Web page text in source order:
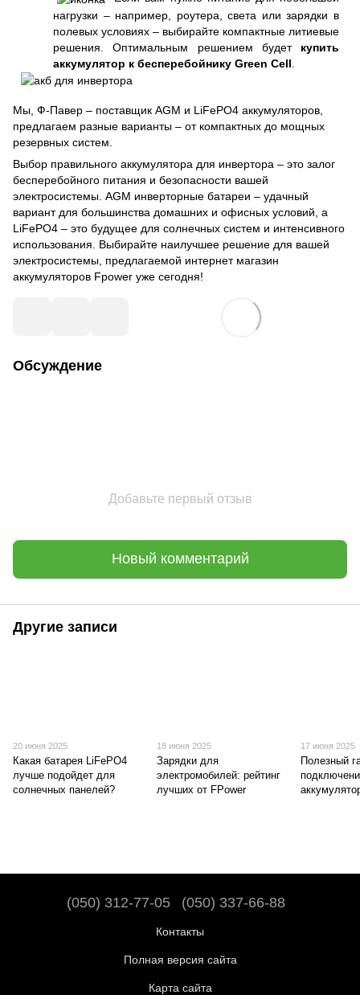
нагрузки – например, роутера, света или зарядки в
полевых условиях – выбирайте компактные литиевые
решения. Оптимальным решением будет купить
аккумулятор к бесперебойнику Green Cell
Мы, Ф-Павер – поставщик AGM и LiFePO4 аккумуляторов,
предлагаем разные варианты – от компактных до мощных
резервных систем.
Выбор правильного аккумулятора для инвертора – это залог
бесперебойного питания и безопасности вашей
электросистемы. AGM инверторные батареи – удачный
вариант для большинства домашних и офисных условий, а
LiFePO4 – это будущее для солнечных систем и интенсивного
использования. Выбирайте наилучшее решение для вашей
электросистемы, предлагаемой интернет магазин
аккумуляторов Fpower уже сегодня!
Обсуждение
Добавьте первый отзыв
Новый комментарий
Другие записи
20 июня 2025
Какая батарея LiFePO4
лучше подойдет для
солнечных панелей?
18 июня 2025
Зарядки для
электромобилей: рейтинг
лучших от FPower
17 июня 2025
Полезный
(050) 312-77-05 (050) 337-66-88
Контакты
Полная версия сайта
Карта сайта